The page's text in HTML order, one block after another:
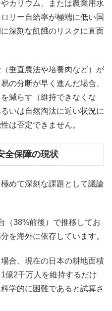
カリウム、または農業用水
リー自給率が極端に低い国
深刻な飢餓のリスクに直面
垂直農法や培養肉など）が
の分断が早く進んだ場合、
減らす（維持できなくな
いは自然淘汰に近い状況に
は否定できません。
全保障の現状
めて深刻な課題として議論
（38%前後）で推移してお
を海外に依存しています。
合、現在の日本の耕地面積
億2千万人を維持するだけ
学的に困難であると試算さ